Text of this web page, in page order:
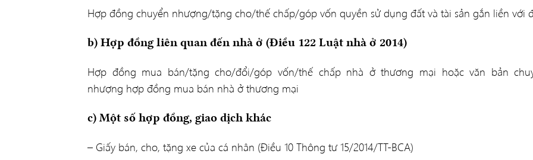
Hợp đồng chuyển nhượng/tặng cho/thế chấp/góp vốn quyền sử dụng đất và tài sản gắn liền với
b) Hợp đồng liên quan đến nhà ở (Điều 122 Luật nhà ở 2014)
Hợp đồng mua bán/tặng cho/đổi/góp vốn/thế chấp nhà ở thương mại hoặc văn bản
nhượng hợp đồng mua bán nhà ở thương mại
c) Một số hợp đồng, giao dịch khác
– Giấy bán, cho, tặng xe của cá nhân (Điều 10 Thông tư 15/2014/TT-BCA)